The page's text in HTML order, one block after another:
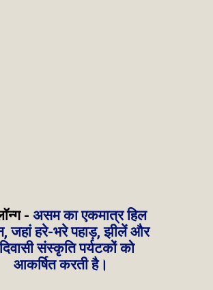
- असम का एकमात्र हिल
जहां हरे-भरे पहाड़, झीलें और
संस्कृति पर्यटकों को
आकर्षित करती है।